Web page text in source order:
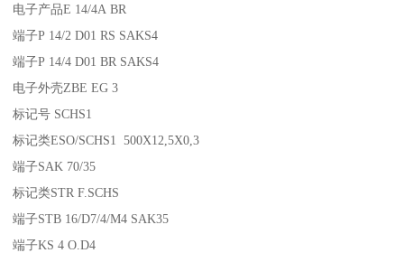
电子产品E 14/4A BR
端子P 14/2 D01 RS SAKS4
端子P 14/4 D01 BR SAKS4
电子外壳ZBE EG 3
标记号 SCHS1
标记类ESO/SCHS1 500X12,5X0,3
端子SAK 70/35
标记类STR F.SCHS
端子STB 16/D7/4/M4 SAK35
端子KS 4 O.D4